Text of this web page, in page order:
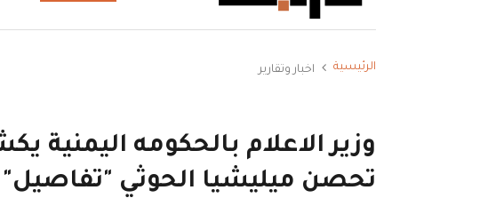
الرئيسية اخبار وتقارير
وزير الاعلام بالحكومه اليمنية
تحصن ميليشيا الحوثي "تفاصيل"